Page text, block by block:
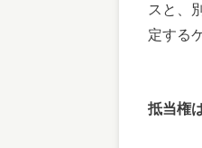
スと、
定する
抵当権